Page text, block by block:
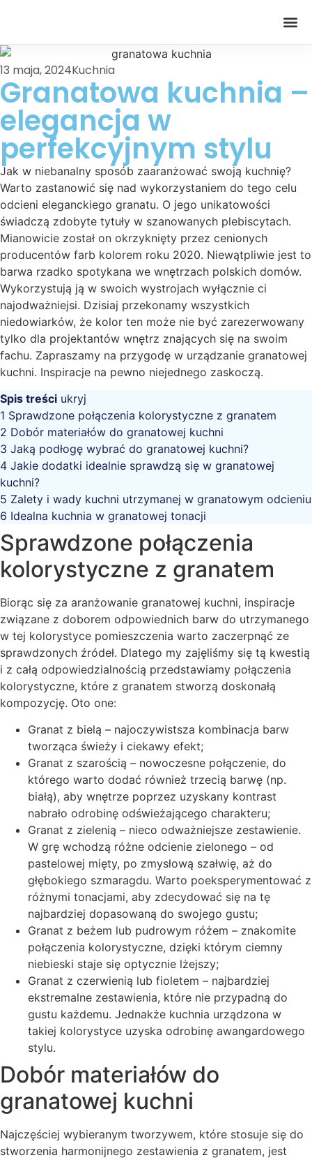
13 maja, 2024Kuchnia
Granatowa kuchnia –
elegancja w
perfekcyjnym stylu
Jak w niebanalny sposób zaaranżować swoją kuchnię?
Warto zastanowić się nad wykorzystaniem do tego celu
odcieni eleganckiego granatu. O jego unikatowości
świadczą zdobyte tytuły w szanowanych plebiscytach.
Mianowicie został on okrzyknięty przez cenionych
producentów farb kolorem roku 2020. Niewątpliwie jest to
barwa rzadko spotykana we wnętrzach polskich domów.
Wykorzystują ją w swoich wystrojach wyłącznie ci
najodważniejsi. Dzisiaj przekonamy wszystkich
niedowiarków, że kolor ten może nie być zarezerwowany
tylko dla projektantów wnętrz znających się na swoim
fachu. Zapraszamy na przygodę w urządzanie granatowej
kuchni. Inspiracje na pewno niejednego zaskoczą.
Spis treści ukryj
1 Sprawdzone połączenia kolorystyczne z granatem
2 Dobór materiałów do granatowej kuchni
3 Jaką podłogę wybrać do granatowej kuchni?
4 Jakie dodatki idealnie sprawdzą się w granatowej
kuchni?
5 Zalety i wady kuchni utrzymanej w granatowym odcieniu
6 Idealna kuchnia w granatowej tonacji
Sprawdzone połączenia
kolorystyczne z granatem
Biorąc się za aranżowanie granatowej kuchni, inspiracje
związane z doborem odpowiednich barw do utrzymanego
w tej kolorystyce pomieszczenia warto zaczerpnąć ze
sprawdzonych źródeł. Dlatego my zajęliśmy się tą kwestią
i z całą odpowiedzialnością przedstawiamy połączenia
kolorystyczne, które z granatem stworzą doskonałą
kompozycję. Oto one:
Granat z bielą – najoczywistsza kombinacja barw
tworząca świeży i ciekawy efekt;
Granat z szarością – nowoczesne połączenie, do
którego warto dodać również trzecią barwę (np.
białą), aby wnętrze poprzez uzyskany kontrast
nabrało odrobinę odświeżającego charakteru;
Granat z zielenią – nieco odważniejsze zestawienie.
W grę wchodzą różne odcienie zielonego – od
pastelowej mięty, po zmysłową szałwię, aż do
głębokiego szmaragdu. Warto poeksperymentować z
różnymi tonacjami, aby zdecydować się na tę
najbardziej dopasowaną do swojego gustu;
Granat z beżem lub pudrowym różem – znakomite
połączenia kolorystyczne, dzięki którym ciemny
niebieski staje się optycznie lżejszy;
Granat z czerwienią lub fioletem – najbardziej
ekstremalne zestawienia, które nie przypadną do
gustu każdemu. Jednakże kuchnia urządzona w
takiej kolorystyce uzyska odrobinę awangardowego
stylu.
Dobór materiałów do
granatowej kuchni
Najczęściej wybieranym tworzywem, które stosuje się do
stworzenia harmonijnego zestawienia z granatem, jest